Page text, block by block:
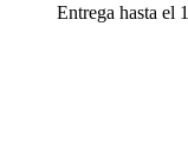
Entrega hasta el